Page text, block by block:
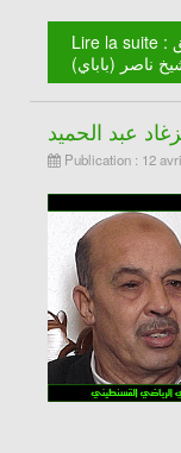
Lire la suite : موقع الأنصار في زيارة لللاعب السابق
ناصر (باباي)
عبد الحميد
Publication : 12